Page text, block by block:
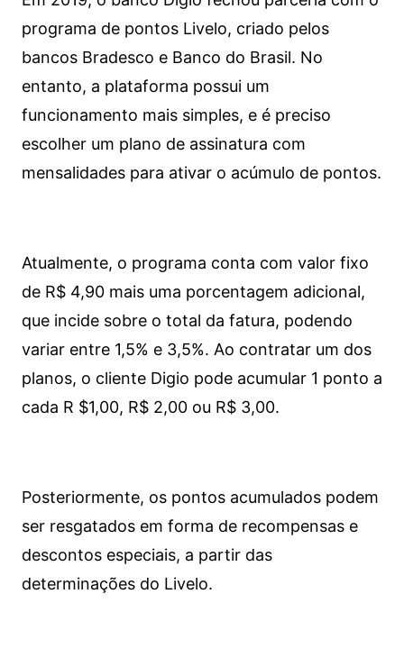
programa de pontos Livelo, criado pelos
bancos Bradesco e Banco do Brasil. No
entanto, a plataforma possui um
funcionamento mais simples, e é preciso
escolher um plano de assinatura com
mensalidades para ativar o acúmulo de pontos.
Atualmente, o programa conta com valor fixo
de R$ 4,90 mais uma porcentagem adicional,
que incide sobre o total da fatura, podendo
variar entre 1,5% e 3,5%. Ao contratar um dos
planos, o cliente Digio pode acumular 1 ponto a
cada R $1,00, R$ 2,00 ou R$ 3,00.
Posteriormente, os pontos acumulados podem
ser resgatados em forma de recompensas e
descontos especiais, a partir das
determinações do Livelo.